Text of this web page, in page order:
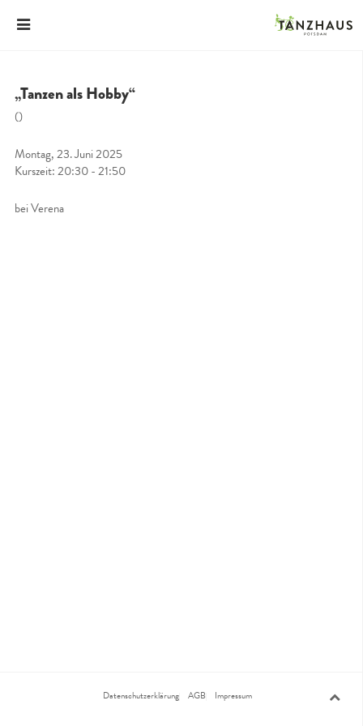
„Tanzen als Hobby“
()
Montag, 23. Juni 2025
Kurszeit: 20:30 - 21:50
bei Verena
Datenschutzerklärung AGB Impressum